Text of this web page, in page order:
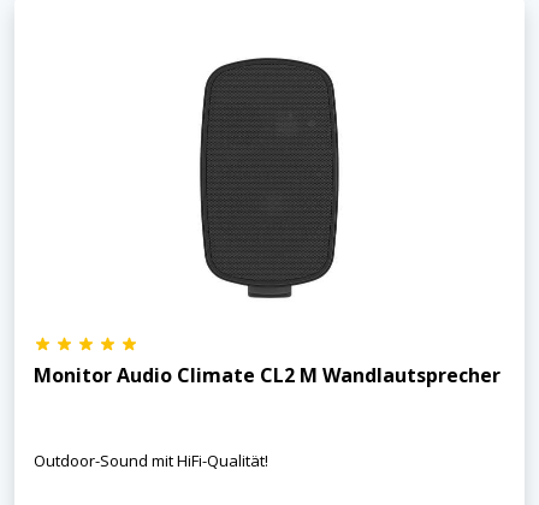
Monitor Audio Climate CL2 M Wandlautsprecher
Outdoor-Sound mit HiFi-Qualität!